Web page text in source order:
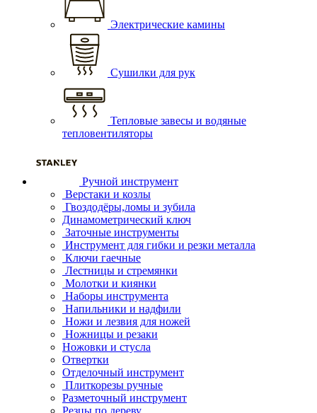
Электрические камины
Сушилки для рук
Тепловые завесы и водяные
тепловентиляторы
Ручной инструмент
Верстаки и козлы
Гвоздодёры,ломы и зубила
Динамометрический ключ
Заточные инструменты
Инструмент для гибки и резки металла
Ключи гаечные
Лестницы и стремянки
Молотки и киянки
Наборы инструмента
Напильники и надфили
Ножи и лезвия для ножей
Ножницы и резаки
Ножовки и стусла
Отвертки
Отделочный инструмент
Плиткорезы ручные
Разметочный инструмент
Резцы по дереву